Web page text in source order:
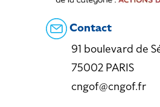
Contact
91 boulevard de
75002 PARIS
cngof@cngof.fr